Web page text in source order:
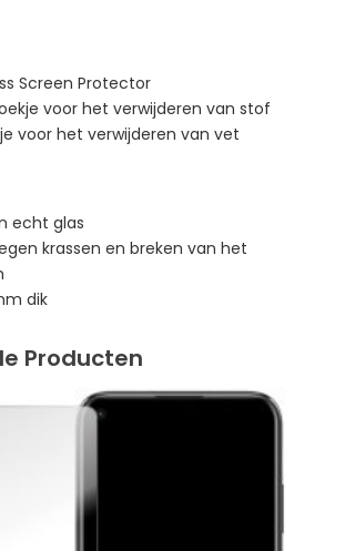
Screen Protector
voor het verwijderen van stof
voor het verwijderen van vet
echt glas
krassen en breken van het
dik
Producten